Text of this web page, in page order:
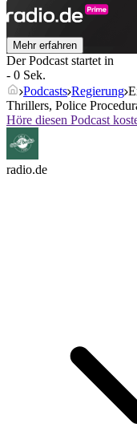
Mehr erfahren
Der Podcast startet in
- 0 Sek.
Podcasts Regierung
Thrillers, Police
Höre diesen Podcast
radio.de